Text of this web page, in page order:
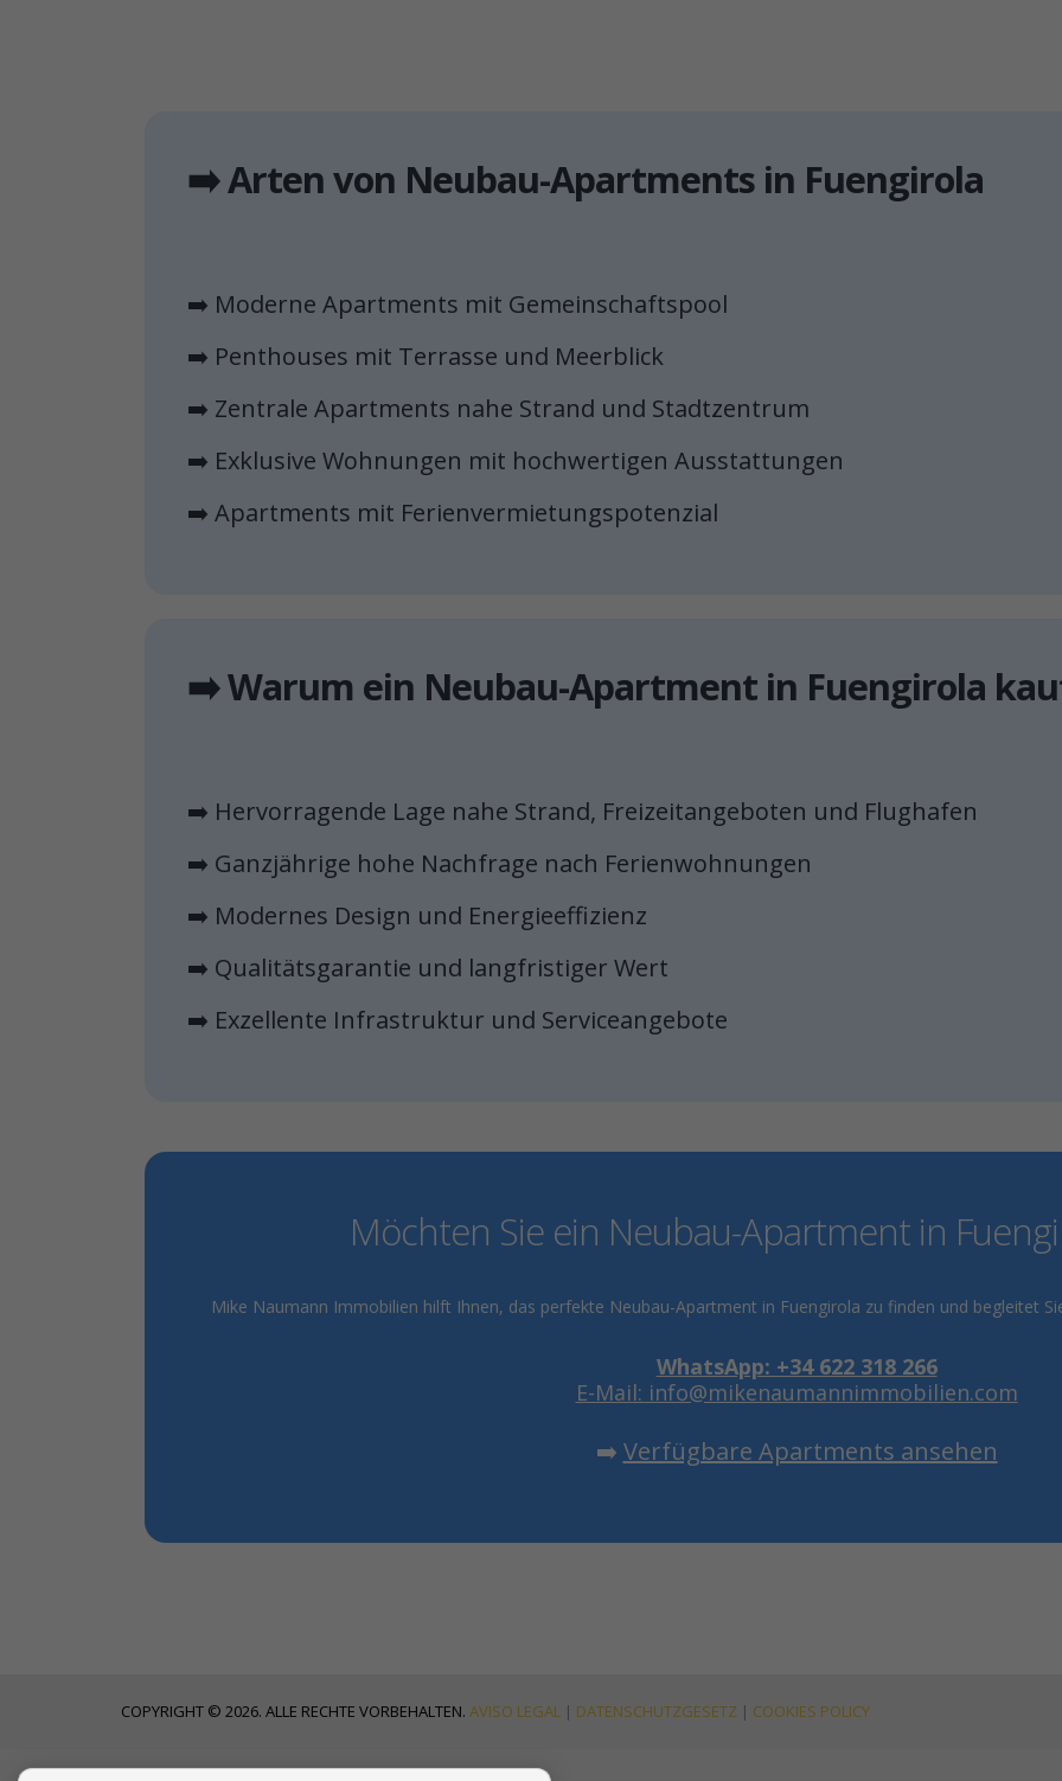
➡️ Arten von Neubau-Apartments in Fuengirola
➡️ Moderne Apartments mit Gemeinschaftspool
➡️ Penthouses mit Terrasse und Meerblick
➡️ Zentrale Apartments nahe Strand und Stadtzentrum
➡️ Exklusive Wohnungen mit hochwertigen Ausstattungen
➡️ Apartments mit Ferienvermietungspotenzial
➡️ Warum ein Neubau-Apartment in Fuengirola
➡️ Hervorragende Lage nahe Strand, Freizeitangeboten und Flughafen
➡️ Ganzjährige hohe Nachfrage nach Ferienwohnungen
➡️ Modernes Design und Energieeffizienz
➡️ Qualitätsgarantie und langfristiger Wert
➡️ Exzellente Infrastruktur und Serviceangebote
Möchten Sie ein Neubau-Apartment in
Mike Naumann Immobilien hilft Ihnen, das perfekte Neubau-Apartment in Fuengirola zu finden und begleitet
WhatsApp: +34 622 318 266
E-Mail: info@mikenaumannimmobilien.com
➡️ Verfügbare Apartments ansehen
COPYRIGHT © 2026. ALLE RECHTE VORBEHALTEN. AVISO LEGAL | DATENSCHUTZGESETZ | COOKIES POLICY